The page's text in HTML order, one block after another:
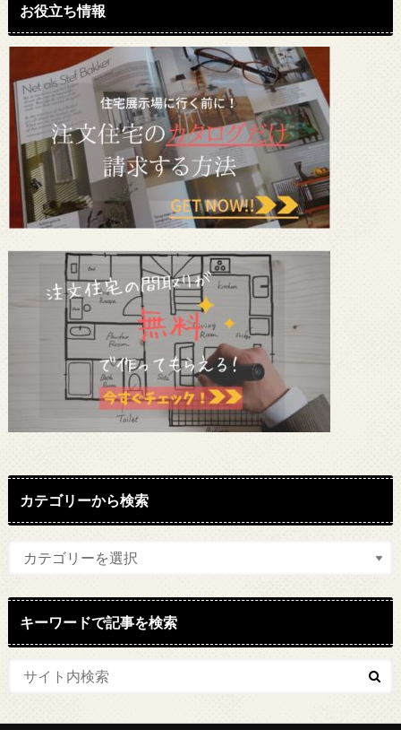
お役立ち情報
カテゴリーから検索
キーワードで記事を検索